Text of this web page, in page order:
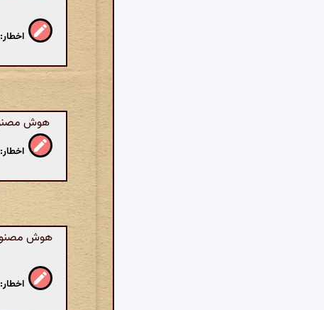
اخطار:
هوش
اخطار:
هوش
اخطار: